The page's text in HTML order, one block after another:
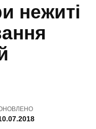
нежиті